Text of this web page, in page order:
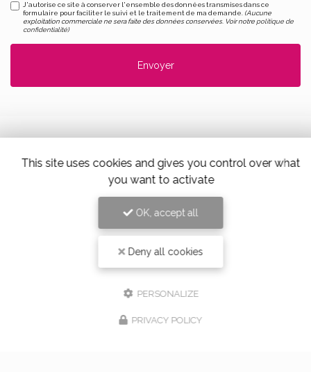
J'autorise ce site à conserver l'ensemble des données transmises dans ce
formulaire pour faciliter le suivi et le traitement de ma demande. (Aucune
exploitation commerciale ne sera faite des données conservées. Voir notre politique de
confidentialité)
Alloin Fleurs, Vaugneray
17 Place du Marché, 69670 Vaugneray
Tel. 04 78 45 85 02
This site uses cookies and gives you control over what
you want to activate
OK, accept all
Deny all cookies
PERSONALIZE
PRIVACY POLICY